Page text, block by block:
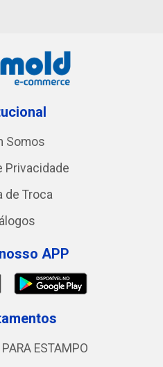
Somos
Privacidade
de Troca
APP
ESTAMPO